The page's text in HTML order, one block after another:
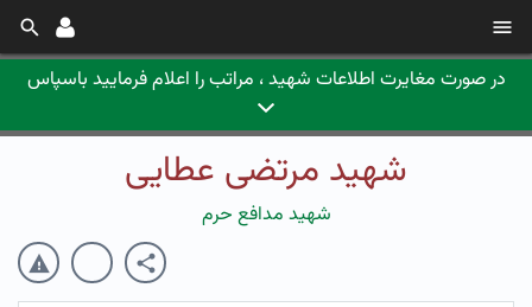
در صورت مغایرت اطلاعات شهید ، مراتب را اعلام فرمایید باسپاس
شهید مرتضی عطایی
شهید مدافع حرم